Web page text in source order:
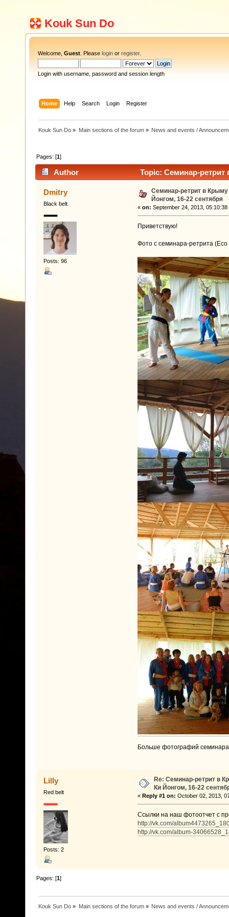
Kouk Sun Do
Welcome, Guest . Please login or register.
Login with username, password and session length
Home Help Search Login Register
Kouk Sun Do » Main sections of the forum» News and events /
Pages: [1]
Author
Topic: Семинар-
51927 times)
Dmitry
Black belt
Posts: 96
Семинар-ретрит в
Йонгом, 16-22 сентября
« on: September 24, 2013, 05:10:38
Приветствую!
Фото с семинара-ретрита
Больше фотографий
Lilly
Red belt
Posts: 2
Re: Семинар-ретрит в
Ки Йонгом, 16-22
« Reply #1 on: October 02, 2013,
Ссылки на наш фотоотчет с
http://vk.com/
http://vk.com/album-
Pages: [1]
Kouk Sun Do » Main sections of the forum» News and events /